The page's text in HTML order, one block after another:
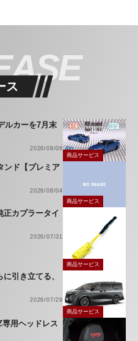
ス
ルカーを7月末
2026/08/06
商品サービス
ンド【プレミア
2026/08/04
商品サービス
正カプラータイ
2026/07/31
商品サービス
引き立てる、
2026/07/29
商品サービス
用ヘッドレス